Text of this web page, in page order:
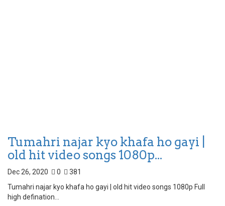
Tumahri najar kyo khafa ho gayi |
old hit video songs 1080p...
Dec 26, 2020 0
381
Tumahri najar kyo khafa ho gayi | old hit video songs 1080p Full
high defination...